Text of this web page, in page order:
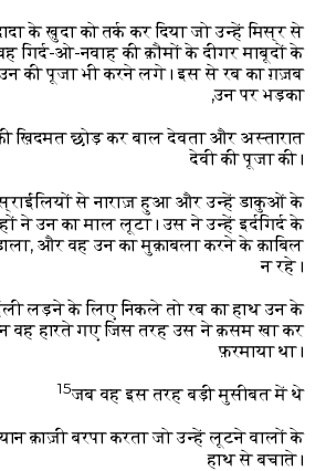
के ख़ुदा को तर्क कर दिया जो उन्हें मिस्र से
गिर्द-ओ-नवाह की क़ौमों के दीगर माबूदों के
की पूजा भी करने लगे। इस से रब का ग़ज़ब
उन पर भड़का,
ख़िदमत छोड़ कर बाल देवता और अस्तारात
देवी की पूजा की।
से नाराज़ हुआ और उन्हें डाकुओं के
ने उन का माल लूटा। उस ने उन्हें इर्दगिर्द के
और वह उन का मुक़ाबला करने के क़ाबिल
न रहे।
लड़ने के लिए निकले तो रब का हाथ उन के
वह हारते गए जिस तरह उस ने क़सम खा कर
फ़रमाया था।
15जब वह इस तरह बड़ी मुसीबत में थे
क़ाज़ी बरपा करता जो उन्हें लूटने वालों के
हाथ से बचाते।